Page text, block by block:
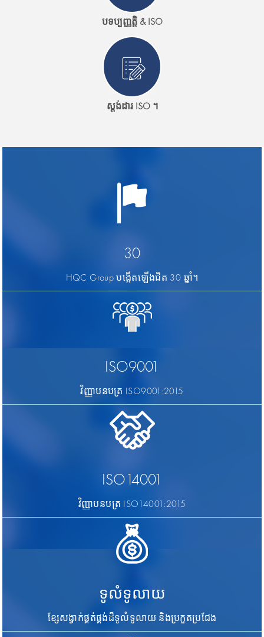
បទប្បញ្ញត្តិ & ISO
ស្តង់ដារ ISO ។
30
HQC Group បង្កើតឡើងជិត 30 ឆ្នាំ។
ISO9001
វិញ្ញាបនបត្រ ISO9001:2015
ISO14001
វិញ្ញាបនបត្រ ISO14001:2015
ទូលំទូលាយ
ខ្សែសង្វាក់ផ្គត់ផ្គង់ដ៏ទូលំទូលាយ និងប្រកួតប្រជែង